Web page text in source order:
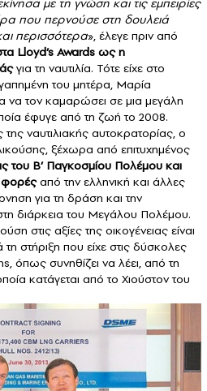
με τη γνώση και τις εμπειρίες
που περνούσε στη δουλειά
περισσότερα», έλεγε πριν από
Lloyd’s Awards ως η
για τη ναυτιλία. Τότε είχε στο
του μητέρα, Μαρία
να τον καμαρώσει σε μια μεγάλη
έφυγε από τη ζωή το 2008.
ναυτιλιακής αυτοκρατορίας, ο
ξέχωρα από επιτυχημένος
του Β’ Παγκοσμίου Πολέμου και
από την ελληνική και άλλες
για τη δράση και την
διάρκεια του Μεγάλου Πολέμου.
στις αξίες της οικογένειας είναι
στήριξη που είχε στις δύσκολες
όπως συνηθίζει να λέει, από τη
κατάγεται από το Χιούστον του